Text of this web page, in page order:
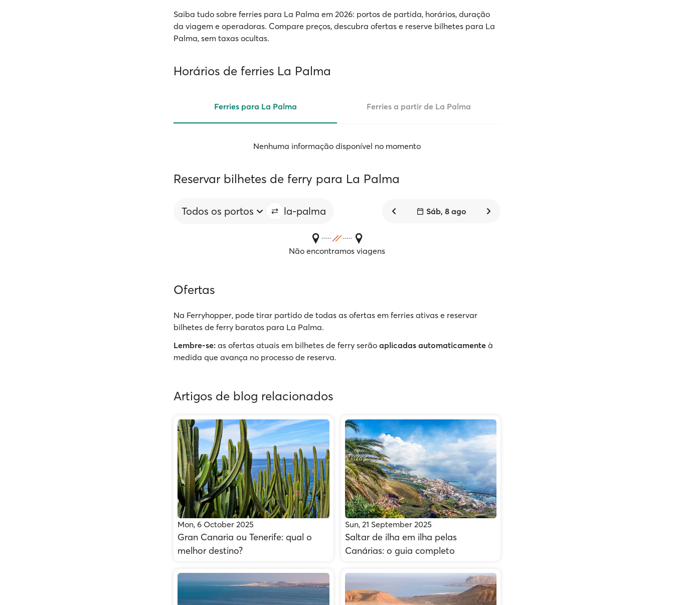
Saiba tudo sobre ferries para La Palma em 2026: portos de partida, horários, duração
da viagem e operadoras. Compare preços, descubra ofertas e reserve bilhetes para La
Palma, sem taxas ocultas.
Horários de ferries La Palma
Ferries para La Palma Ferries a partir de La Palma
Nenhuma informação disponível no momento
Reservar bilhetes de ferry para La Palma
Todos os portos la-palma Sáb, 8 ago
Não encontramos viagens
Ofertas
Na Ferryhopper, pode tirar partido de todas as ofertas em ferries ativas e reservar
bilhetes de ferry baratos para La Palma.
Lembre-se: as ofertas atuais em bilhetes de ferry serão aplicadas automaticamente à
medida que avança no processo de reserva.
Artigos de blog relacionados
Mon, 6 October 2025
Gran Canaria ou Tenerife: qual o
melhor destino?
Sun, 21 September 2025
Saltar de ilha em ilha pelas
Canárias: o guia completo